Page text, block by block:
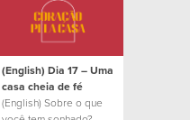
(English) Dia 17 – Uma
casa cheia de fé
(English) Sobre o que